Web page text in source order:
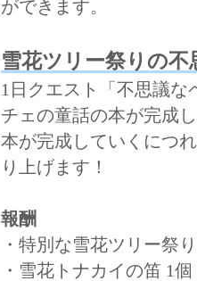
ができます。
雪花ツリー祭りの
1日クエスト「不思議
チェの童話の本が完成
本が完成していくにつ
り上げます！
報酬
・特別な雪花ツリー祭
・雪花トナカイの笛 1個